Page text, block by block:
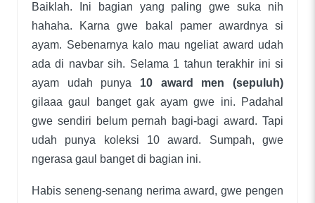
Baiklah. Ini bagian yang paling gwe suka nih
hahaha. Karna gwe bakal pamer awardnya si
ayam. Sebenarnya kalo mau ngeliat award udah
ada di navbar sih. Selama 1 tahun terakhir ini si
ayam udah punya 10 award men (sepuluh)
gilaaa gaul banget gak ayam gwe ini. Padahal
gwe sendiri belum pernah bagi-bagi award. Tapi
udah punya koleksi 10 award. Sumpah, gwe
ngerasa gaul banget di bagian ini.
Habis seneng-senang nerima award, gwe pengen